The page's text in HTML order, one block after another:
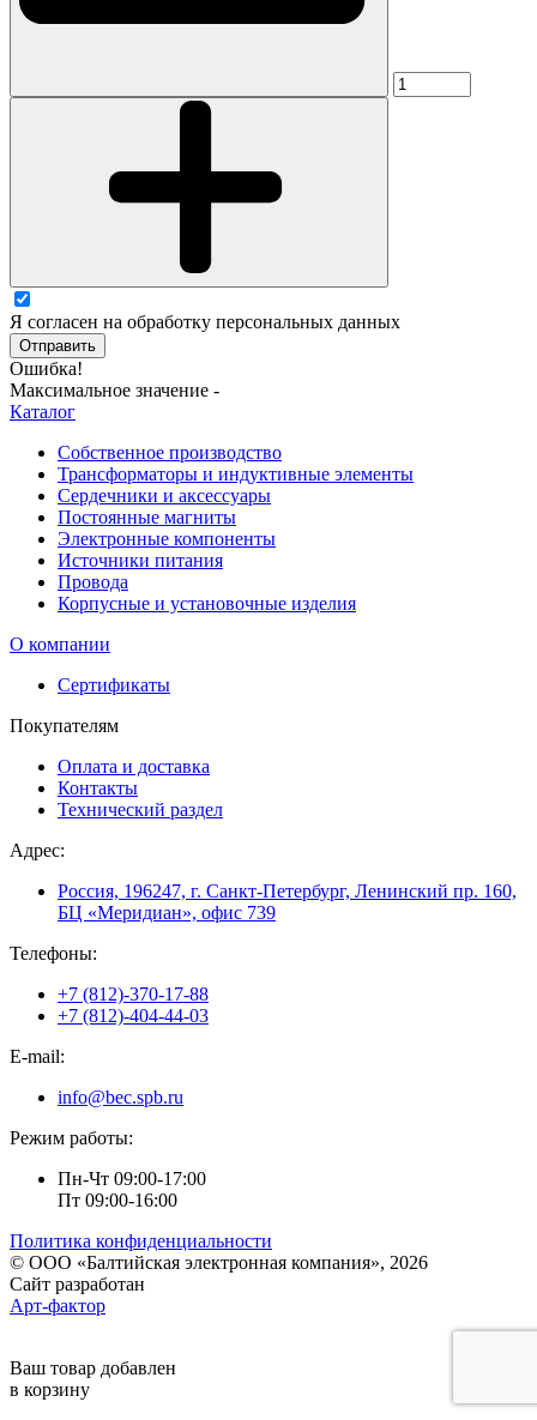
Я согласен на обработку персональных данных
Отправить
Ошибка!
Максимальное значение -
Каталог
Собственное производство
Трансформаторы и индуктивные элементы
Сердечники и аксессуары
Постоянные магниты
Электронные компоненты
Источники питания
Провода
Корпусные и установочные изделия
О компании
Сертификаты
Покупателям
Оплата и доставка
Контакты
Технический раздел
Адрес:
Россия, 196247, г. Санкт-Петербург, Ленинский пр. 160,
БЦ «Меридиан», офис 739
Телефоны:
+7 (812)-370-17-88
+7 (812)-404-44-03
E-mail:
info@bec.spb.ru
Режим работы:
Пн-Чт 09:00-17:00
Пт 09:00-16:00
Политика конфиденциальности
© ООО «Балтийская электронная компания», 2026
Сайт разработан
Арт-фактор
Ваш товар добавлен
в корзину